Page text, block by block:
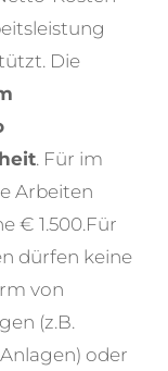
Die
. Für im
Arbeiten
€ 1.500.Für
dürfen keine
von
(z.B.
oder